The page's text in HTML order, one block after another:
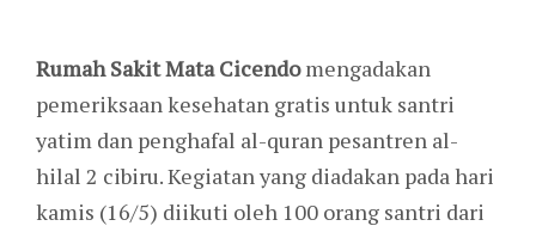
Rumah Sakit Mata Cicendomengadakan
pemeriksaan kesehatan gratis untuk santri
yatim dan penghafal al-quran pesantren al-
hilal 2 cibiru. Kegiatan yang diadakan pada hari
kamis (16/5) diikuti oleh 100 orang santri dari